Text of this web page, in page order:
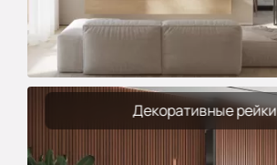
Декоративные рейки